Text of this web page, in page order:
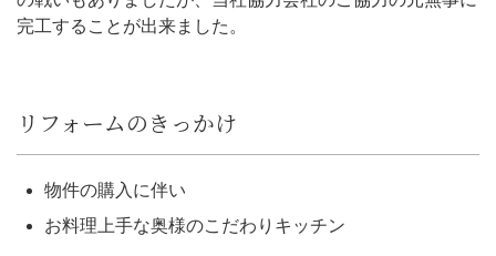
完工することが出来ました。
リフォームのきっかけ
物件の購入に伴い
お料理上手な奥様のこだわりキッチン